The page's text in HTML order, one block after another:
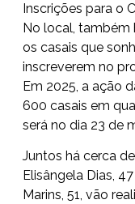
Inscrições para o
No local, também
os casais que
inscreverem no
Em 2025, a ação
600 casais em
será no dia 23 de
Juntos há cerca
Elisângela Dias,
Marins, 51, vão